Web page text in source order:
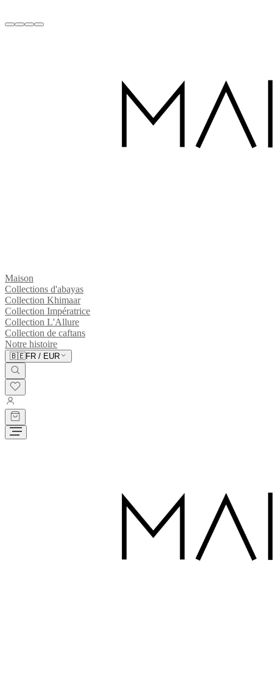
Maison
Collections d'abayas
Collection Khimaar
Collection Impératrice
Collection L'Allure
Collection de caftans
Notre histoire
🇧🇪FR / EUR